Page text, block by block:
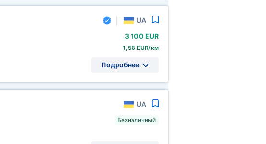
UA
3 100 EUR
1,58 EUR/км
Подробнее
UA
Безналичный